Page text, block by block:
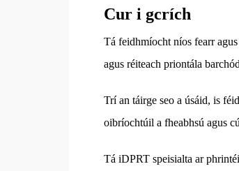
Cur i gcrích
Tá feidhmíocht níos fearr
agus réiteach priontála
Trí an táirge seo a úsáid, is
oibríochtúil a fheabhsú agus
Tá iDPRT speisialta ar